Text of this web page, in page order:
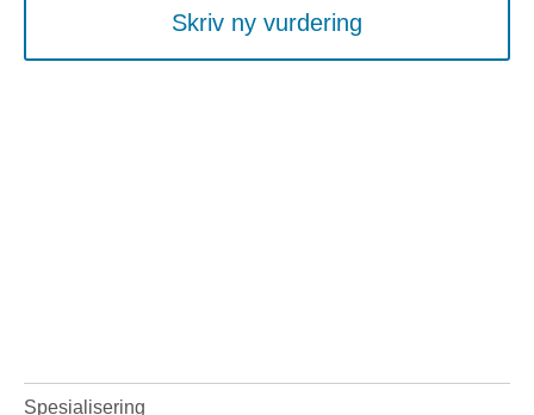
Skriv ny vurdering
Spesialisering